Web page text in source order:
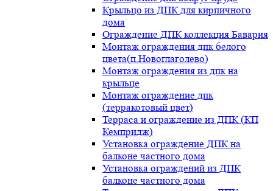
Крыльцо из ДПК для кирпичного
дома
Ограждение ДПК коллекция Бавария
Монтаж ограждения дпк белого
цвета(п.Новоглаголево)
Монтаж ограждения из дпк на
крыльце
Монтаж ограждение дпк
(терракотовый цвет)
Терраса и ограждение из ДПК (КП
Кемпридж)
Установка ограждение ДПК на
балконе частного дома
Установка ограждений из ДПК
балконе частного дома